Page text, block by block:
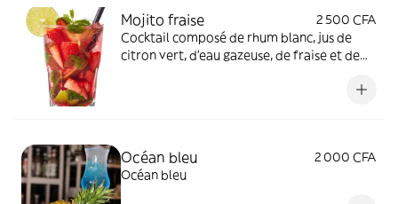
Mojito fraise
2 500 CFA
Cocktail composé de rhum blanc, jus de
citron vert, d'eau gazeuse, de fraise et de
Océan bleu
2 000 CFA
Océan bleu